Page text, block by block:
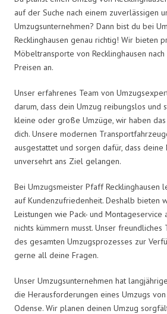
auf der Suche nach einem zuverlässigen
Umzugsunternehmen? Dann bist du bei
Recklinghausen genau richtig! Wir bieten
Möbeltransporte von Recklinghausen
Preisen an.
Unser erfahrenes Team von
darum, dass dein Umzug reibungslos und
kleine oder große Umzüge, wir haben
dich. Unsere modernen
ausgestattet und sorgen dafür, dass
unversehrt ans Ziel gelangen.
Bei Umzugsmeister Pfaff Recklinghausen
auf Kundenzufriedenheit. Deshalb bieten
Leistungen wie Pack- und Montageservice
nichts kümmern musst. Unser
des gesamten Umzugsprozesses zur
gerne all deine Fragen.
Unser Umzugsunternehmen hat
die Herausforderungen eines Umzugs von
Odense. Wir planen deinen Umzug